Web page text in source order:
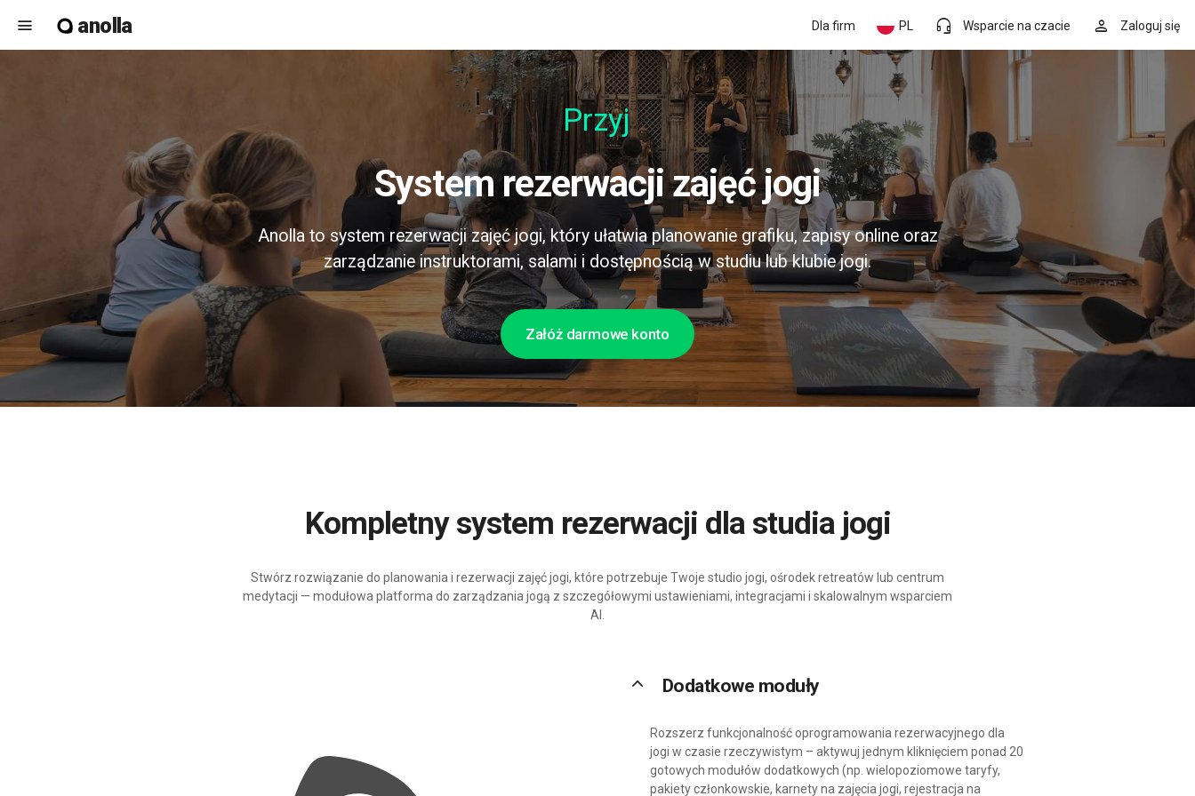
menu anolla person Zaloguj się
headset_mic Wsparcie na czacie
PL
Dla firm
Przyjazny
System rezerwacji zajęć jogi
Anolla to system rezerwacji zajęć jogi, który ułatwia planowanie grafiku, zapisy online oraz
zarządzanie instruktorami, salami i dostępnością w studiu lub klubie jogi.
Załóż darmowe konto
Kompletny system rezerwacji dla studia jogi
Stwórz rozwiązanie do planowania i rezerwacji zajęć jogi, które potrzebuje Twoje studio jogi, ośrodek retreatów lub centrum
medytacji — modułowa platforma do zarządzania jogą z szczegółowymi ustawieniami, integracjami i skalowalnym wsparciem
AI.
keyboard_arrow_up Dodatkowe moduły
Rozszerz funkcjonalność oprogramowania rezerwacyjnego dla
jogi w czasie rzeczywistym – aktywuj jednym kliknięciem ponad 20
gotowych modułów dodatkowych (np. wielopoziomowe taryfy,
pakiety członkowskie, karnety na zajęcia jogi, rejestracja na